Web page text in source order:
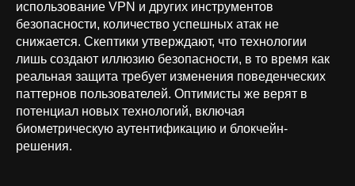
использование VPN и других инструментов
безопасности, количество успешных атак не
снижается. Скептики утверждают, что технологии
лишь создают иллюзию безопасности, в то время как
реальная защита требует изменения поведенческих
паттернов пользователей. Оптимисты же верят в
потенциал новых технологий, включая
биометрическую аутентификацию и блокчейн-
решения.